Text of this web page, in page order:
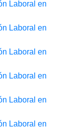
Laboral en
Laboral en
Laboral en
Laboral en
Laboral en
Laboral en